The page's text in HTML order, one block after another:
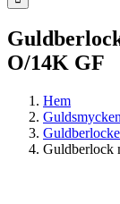
O/14K GF
Hem
Guldsmycken
Guldberlock